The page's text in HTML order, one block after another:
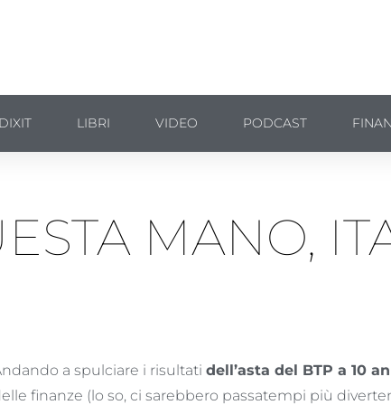
LIBRI VIDEO PODCAST
MANO,
a spulciare i risultati dell’asta del BTP a 10
finanze (lo so, ci sarebbero passatempi più